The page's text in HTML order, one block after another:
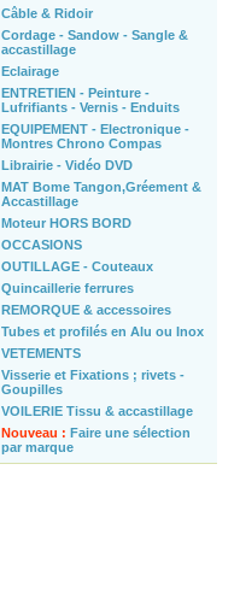
Câble & Ridoir
Cordage - Sandow - Sangle &
accastillage
Eclairage
ENTRETIEN - Peinture -
Lufrifiants - Vernis - Enduits
EQUIPEMENT - Electronique -
Montres Chrono Compas
Librairie - Vidéo DVD
MAT Bome Tangon,Gréement &
Accastillage
Moteur HORS BORD
OCCASIONS
OUTILLAGE - Couteaux
Quincaillerie ferrures
REMORQUE & accessoires
Tubes et profilés en Alu ou Inox
VETEMENTS
Visserie et Fixations ; rivets -
Goupilles
VOILERIE Tissu & accastillage
Nouveau : Faire une sélection
par marque